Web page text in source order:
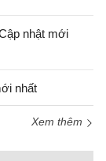
nhật mới
nhất
Xem thêm